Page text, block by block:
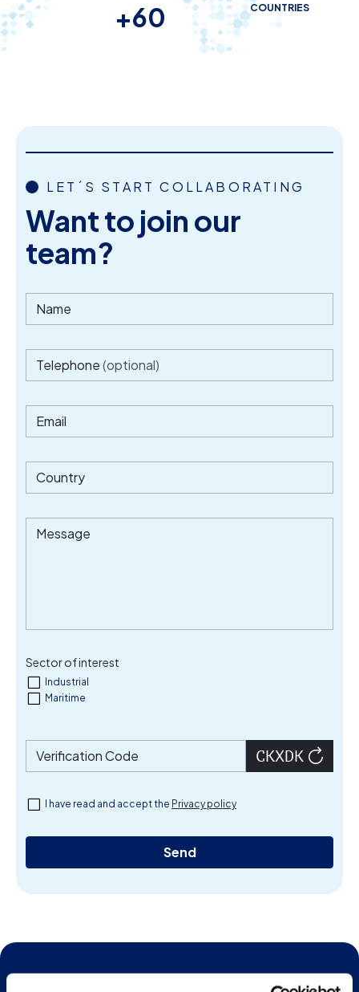
+60 COUNTRIES
LET´S START COLLABORATING
Want to join our
team?
Name
Telephone(optional)
Email
Country
Message
Sector of interest
Industrial
Maritime
Verification Code
I have read and accept the Privacy policy